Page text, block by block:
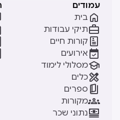
עמודים
בית 
תיקי עבודות
קורות חיים 
אירועים 
מסלולי לימוד
כלים
ספרים 
מקורות
נתוני שכר